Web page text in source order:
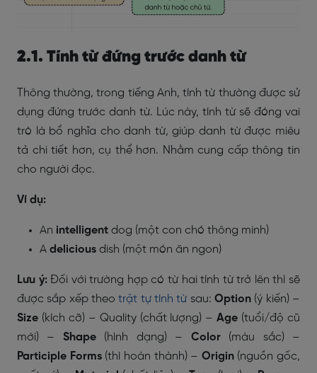
2.1. Tính từ đứng trước danh từ
Thông thường, trong tiếng Anh, tính từ thường được sử
dụng đứng trước danh từ. Lúc này, tính từ sẽ đóng vai
trò là bổ nghĩa cho danh từ, giúp danh từ được miêu
tả chi tiết hơn, cụ thể hơn. Nhằm cung cấp thông tin
cho người đọc.
Ví dụ:
An intelligent dog (một con chó thông minh)
A delicious dish (một món ăn ngon)
Lưu ý:Đối với trường hợp có từ hai tính từ trở lên thì sẽ
được sắp xếp theotrật tự tính từ sau:Option (ý kiến) –
Size (kích cỡ) – Quality (chất lượng) –Age (tuổi/độ cũ
mới) – Shape(hình dạng) – Color(màu sắc) –
Participle Forms(thì hoàn thành) – Origin(nguồn gốc,